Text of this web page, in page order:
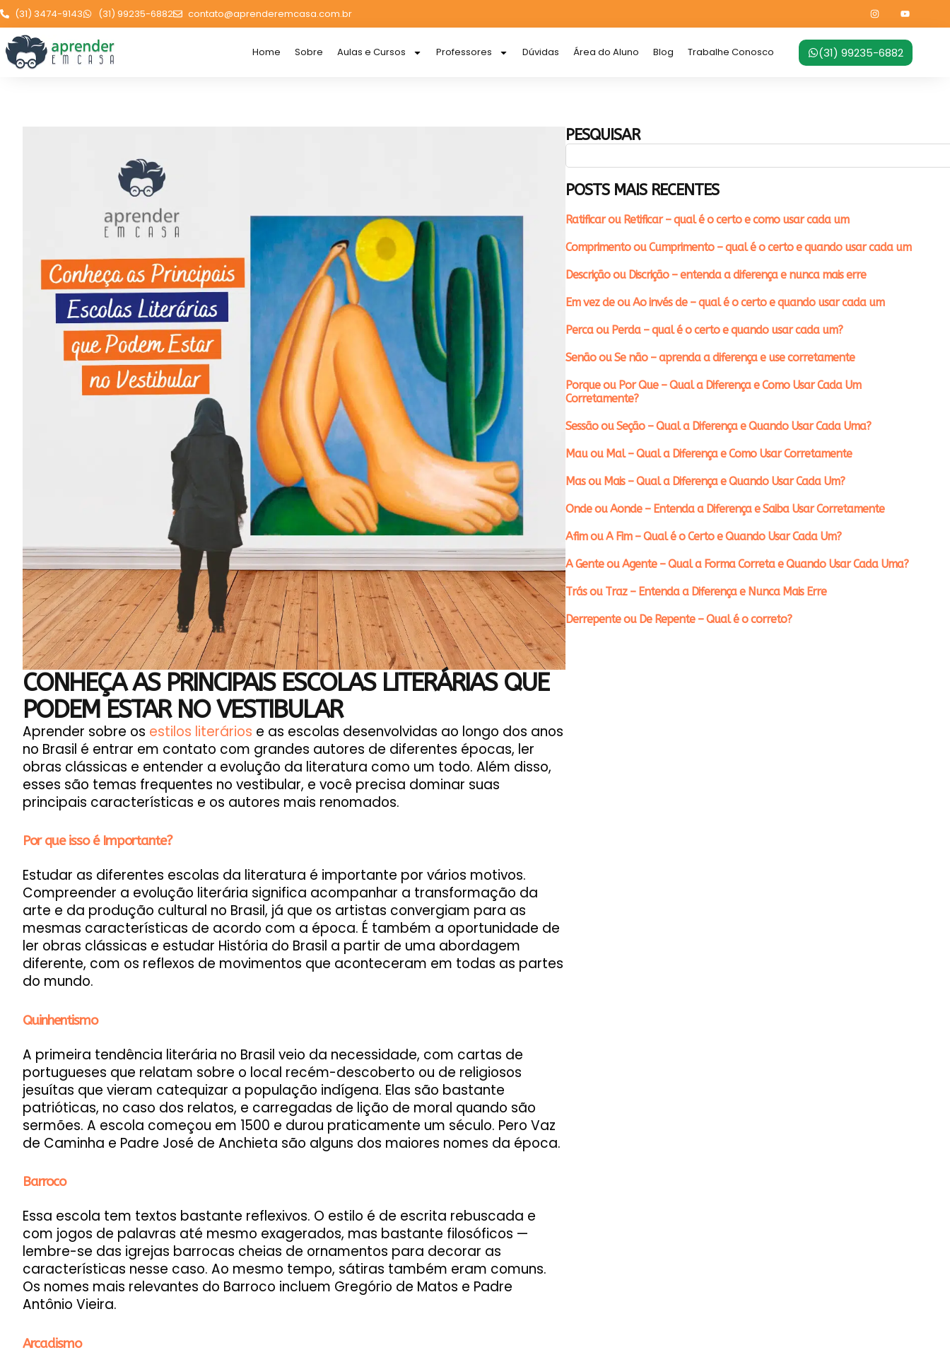
(31) 3474-9143 (31) 99235-6882 contato@aprenderemcasa.com.br
Home Sobre Aulas e Cursos Professores Dúvidas Área do Aluno Blog Trabalhe Conosco (31) 99235-6882
CONHEÇA AS PRINCIPAIS ESCOLAS LITERÁRIAS QUE
PODEM ESTAR NO VESTIBULAR
Aprender sobre os estilos literários e as escolas desenvolvidas ao longo dos anos
no Brasil é entrar em contato com grandes autores de diferentes épocas, ler
obras clássicas e entender a evolução da literatura como um todo. Além disso,
esses são temas frequentes no vestibular, e você precisa dominar suas
principais características e os autores mais renomados.
Por que isso é Importante?
Estudar as diferentes escolas da literatura é importante por vários motivos.
Compreender a evolução literária significa acompanhar a transformação da
arte e da produção cultural no Brasil, já que os artistas convergiam para as
mesmas características de acordo com a época. É também a oportunidade de
ler obras clássicas e estudar História do Brasil a partir de uma abordagem
diferente, com os reflexos de movimentos que aconteceram em todas as partes
do mundo.
Quinhentismo
A primeira tendência literária no Brasil veio da necessidade, com cartas de
portugueses que relatam sobre o local recém-descoberto ou de religiosos
jesuítas que vieram catequizar a população indígena. Elas são bastante
patrióticas, no caso dos relatos, e carregadas de lição de moral quando são
sermões. A escola começou em 1500 e durou praticamente um século. Pero Vaz
de Caminha e Padre José de Anchieta são alguns dos maiores nomes da época.
Barroco
Essa escola tem textos bastante reflexivos. O estilo é de escrita rebuscada e
com jogos de palavras até mesmo exagerados, mas bastante filosóficos —
lembre-se das igrejas barrocas cheias de ornamentos para decorar as
características nesse caso. Ao mesmo tempo, sátiras também eram comuns.
Os nomes mais relevantes do Barroco incluem Gregório de Matos e Padre
Antônio Vieira.
Arcadismo
PESQUISAR
POSTS MAIS RECENTES
Ratificar ou Retificar – qual é o certo e como usar cada um
Comprimento ou Cumprimento – qual é o certo e quando usar cada um
Descrição ou Discrição – entenda a diferença e nunca mais erre
Em vez de ou Ao invés de – qual é o certo e quando usar cada um
Perca ou Perda – qual é o certo e quando usar cada um?
Senão ou Se não – aprenda a diferença e use corretamente
Porque ou Por Que – Qual a Diferença e Como Usar Cada Um
Corretamente?
Sessão ou Seção – Qual a Diferença e Quando Usar Cada Uma?
Mau ou Mal – Qual a Diferença e Como Usar Corretamente
Mas ou Mais – Qual a Diferença e Quando Usar Cada Um?
Onde ou Aonde – Entenda a Diferença e Saiba Usar Corretamente
Afim ou A Fim – Qual é o Certo e Quando Usar Cada Um?
A Gente ou Agente – Qual a Forma Correta e Quando Usar Cada Uma?
Trás ou Traz – Entenda a Diferença e Nunca Mais Erre
Derrepente ou De Repente – Qual é o correto?